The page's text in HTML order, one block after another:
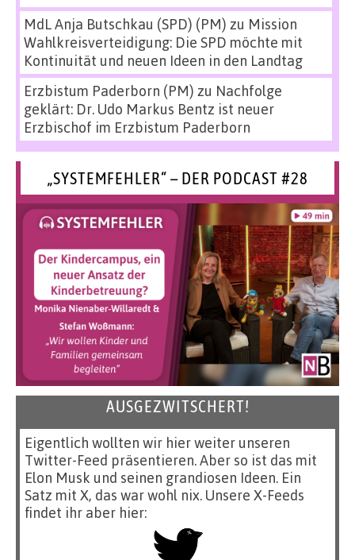
MdL Anja Butschkau (SPD) (PM) zu Mission
Wahlkreisverteidigung: Die SPD möchte mit
Kontinuität und neuen Ideen in den Landtag
Erzbistum Paderborn (PM) zu Nachfolge
geklärt: Dr. Udo Markus Bentz ist neuer
Erzbischof im Erzbistum Paderborn
„SYSTEMFEHLER“ – DER PODCAST #28
AUSGEZWITSCHERT!
Eigentlich wollten wir hier weiter unseren
Twitter-Feed präsentieren. Aber so ist das mit
Elon Musk und seinen grandiosen Ideen. Ein
Satz mit X, das war wohl nix. Unsere X-Feeds
findet ihr aber hier: